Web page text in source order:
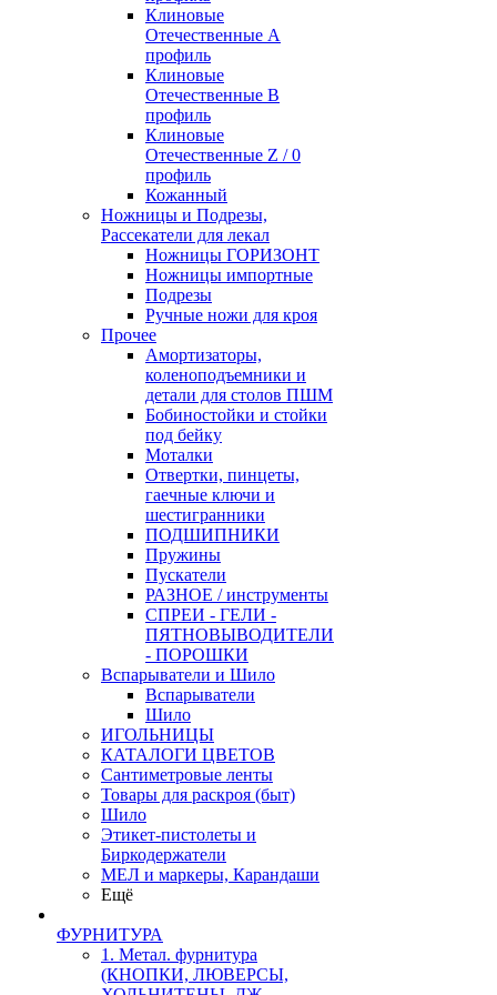
Клиновые
Отечественные А
профиль
Клиновые
Отечественные В
профиль
Клиновые
Отечественные Z / 0
профиль
Кожанный
Ножницы и Подрезы,
Рассекатели для лекал
Ножницы ГОРИЗОНТ
Ножницы импортные
Подрезы
Ручные ножи для кроя
Прочее
Амортизаторы,
коленоподъемники и
детали для столов ПШМ
Бобиностойки и стойки
под бейку
Моталки
Отвертки, пинцеты,
гаечные ключи и
шестигранники
ПОДШИПНИКИ
Пружины
Пускатели
РАЗНОЕ / инструменты
СПРЕИ - ГЕЛИ -
ПЯТНОВЫВОДИТЕЛИ
- ПОРОШКИ
Вспарыватели и Шило
Вспарыватели
Шило
ИГОЛЬНИЦЫ
КАТАЛОГИ ЦВЕТОВ
Сантиметровые ленты
Товары для раскроя (быт)
Шило
Этикет-пистолеты и
Биркодержатели
МЕЛ и маркеры, Карандаши
Ещё
ФУРНИТУРА
1. Метал. фурнитура
(КНОПКИ, ЛЮВЕРСЫ,